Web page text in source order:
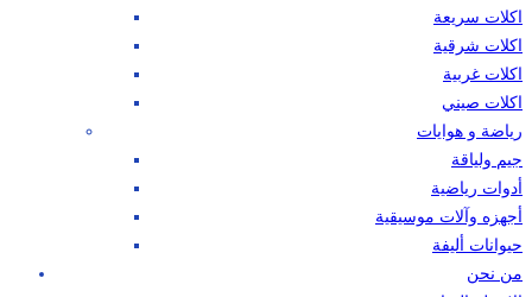
اكلات سريعة
اكلات شرقية
اكلات غربية
اكلات صيني
رياضة و هوايات
جيم ولياقة
أدوات رياضية
أجهزه وآلات موسيقية
حيوانات أليفة
من نحن